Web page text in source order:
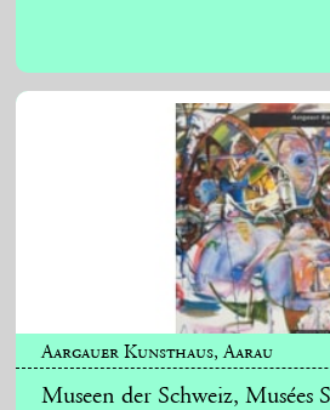
Aargauer Kunsthaus, Aarau
Museen der Schweiz, Musées